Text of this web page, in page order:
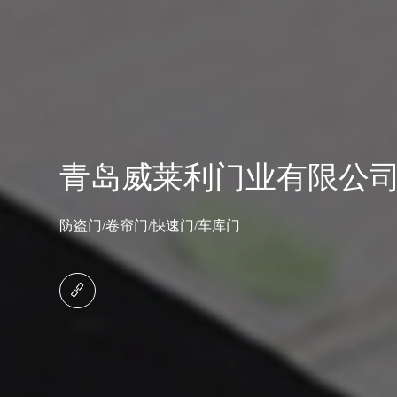
青岛威莱利门业有限公
防盗门/卷帘门/快速门/车库门